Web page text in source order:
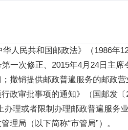
人民共和国邮政法》（1986年
第一次修正、2015年4月24日主
撤销提供邮政普遍服务的邮政
政审批事项的通知》（国邮发
办理或者限制办理邮政普遍服务
理局（以下简称“市管局”）。